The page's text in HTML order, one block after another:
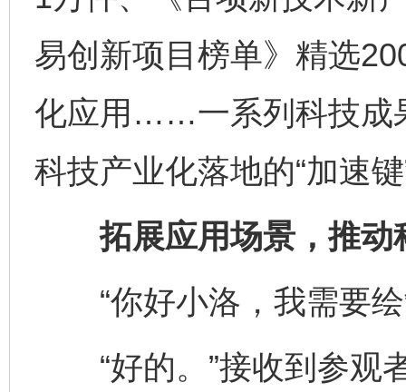
易创新项目榜单》精选
化应用……一系列科技成
科技产业化落地的“加速
拓展应用场景，推动
“你好小洛，我需要绘
“好的。”接收到参观